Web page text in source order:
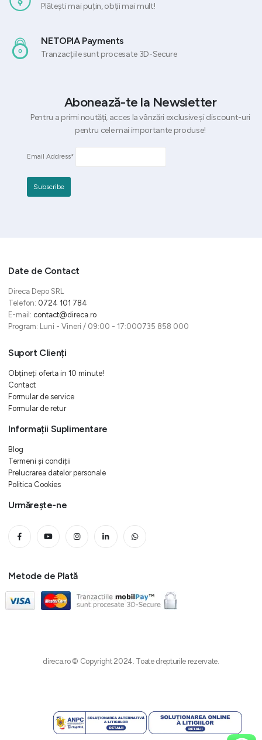
Plătești mai puțin, obții mai mult!
NETOPIA Payments
Tranzacțiile sunt procesate 3D-Secure
Abonează-te la Newsletter
Pentru a primi noutăți, acces la vânzări exclusive și discount-uri
pentru cele mai importante produse!
Email Address*
Date de Contact
Direca Depo SRL
Telefon: 0724 101 784
E-mail: contact@direca.ro
Program: Luni - Vineri / 09:00 - 17:000735 858 000
Suport Clienți
Obțineți oferta in 10 minute!
Contact
Formular de service
Formular de retur
Informații Suplimentare
Blog
Termeni și condiții
Prelucrarea datelor personale
Politica Cookies
Urmărește-ne
Metode de Plată
direca.ro © Copyright 2024. Toate drepturile rezervate.